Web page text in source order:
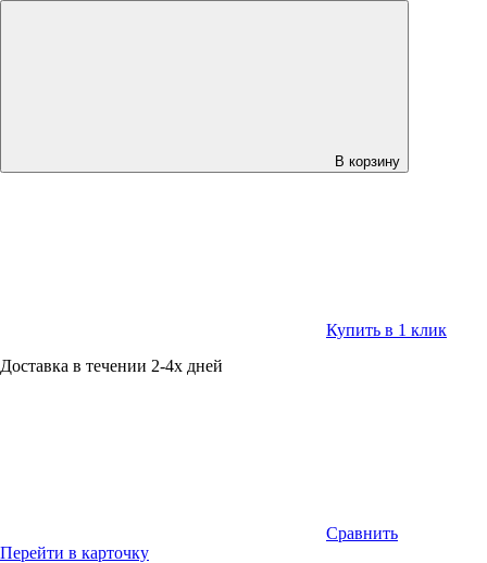
В корзину
Купить в 1 клик
Доставка в течении 2-4х дней
Сравнить
Перейти в карточку